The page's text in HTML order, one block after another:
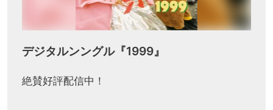
デジタルンングル『1999』
絶賛好評配信中！